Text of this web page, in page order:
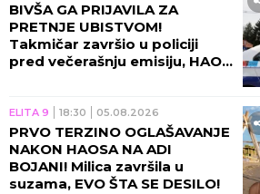
BIVŠA GA PRIJAVILA ZA
PRETNJE UBISTVOM!
Takmičar završio u policiji
pred večerašnju emisiju, HAOS
ELITA 9 18:30 05.08.2026
PRVO TERZINO OGLAŠAVANJE
NAKON HAOSA NA ADI
BOJANI! Milica završila u
suzama, EVO ŠTA SE DESILO!